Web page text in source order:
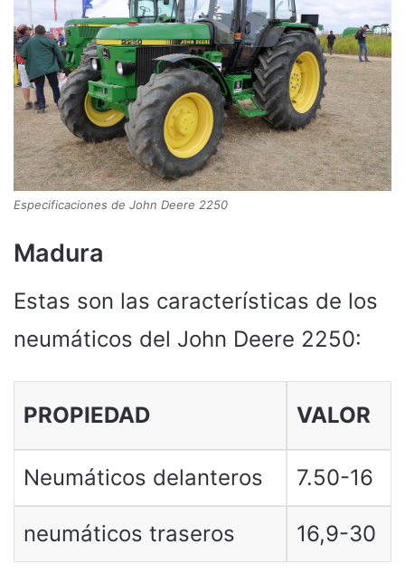
Especificaciones de John Deere 2250
Madura
Estas son las características de los
neumáticos del John Deere 2250:
PROPIEDAD VALOR
Neumáticos delanteros 7.50-16
neumáticos traseros 16,9-30